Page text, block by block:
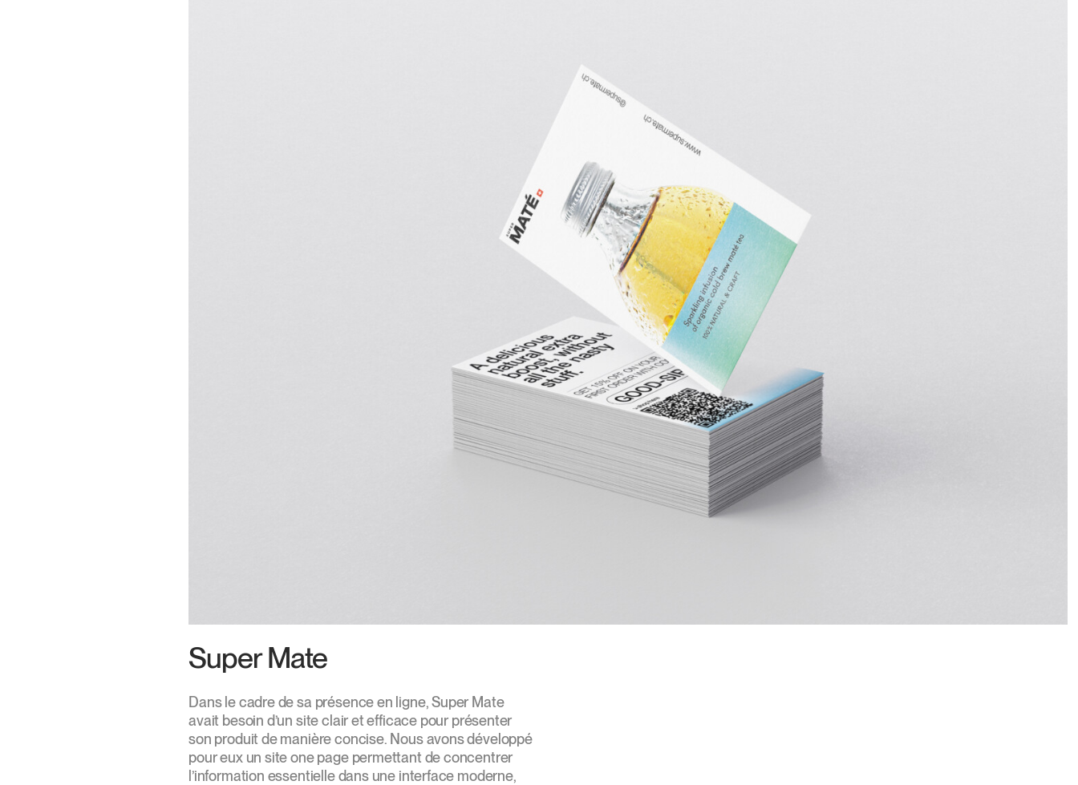
Super Mate
Dans le cadre de sa présence en ligne, Super Mate
avait besoin d’un site clair et efficace pour présenter
son produit de manière concise. Nous avons développé
pour eux un site one page permettant de concentrer
l’information essentielle dans une interface moderne,